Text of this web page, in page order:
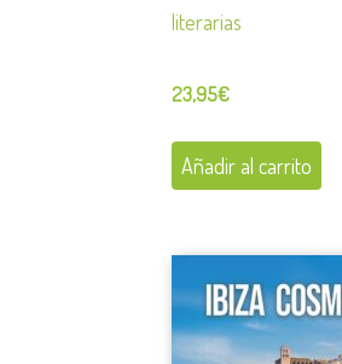
literarias
23,95€
Añadir al carrito